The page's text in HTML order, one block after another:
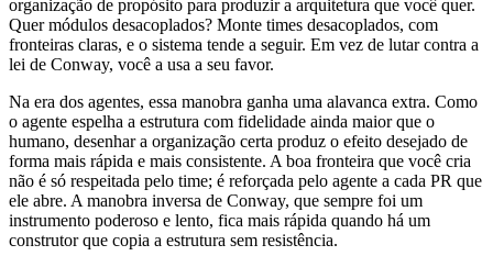
organização de propósito para produzir a arquitetura que você quer.
Quer módulos desacoplados? Monte times desacoplados, com
fronteiras claras, e o sistema tende a seguir. Em vez de lutar contra a
lei de Conway, você a usa a seu favor.
Na era dos agentes, essa manobra ganha uma alavanca extra. Como
o agente espelha a estrutura com fidelidade ainda maior que o
humano, desenhar a organização certa produz o efeito desejado de
forma mais rápida e mais consistente. A boa fronteira que você cria
não é só respeitada pelo time; é reforçada pelo agente a cada PR que
ele abre. A manobra inversa de Conway, que sempre foi um
instrumento poderoso e lento, fica mais rápida quando há um
construtor que copia a estrutura sem resistência.